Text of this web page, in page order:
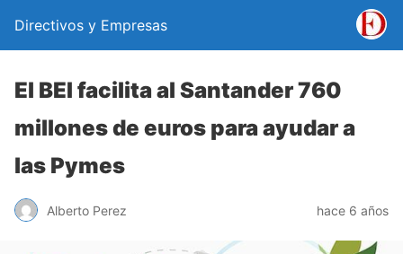
Directivos y Empresas
El BEI facilita al Santander 760
millones de euros para ayudar a
las Pymes
Alberto Perez hace 6 años